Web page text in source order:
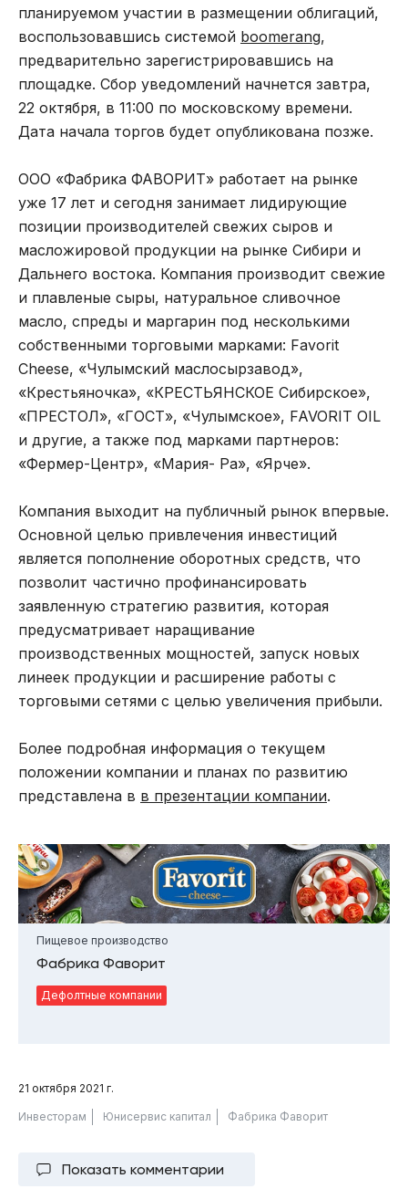
планируемом участии в размещении облигаций,
воспользовавшись системой boomerang,
предварительно зарегистрировавшись на
площадке. Сбор уведомлений начнется завтра,
22 октября, в 11:00 по московскому времени.
Дата начала торгов будет опубликована позже.
ООО «Фабрика ФАВОРИТ» работает на рынке
уже 17 лет и сегодня занимает лидирующие
позиции производителей свежих сыров и
масложировой продукции на рынке Сибири и
Дальнего востока. Компания производит свежие
и плавленые сыры, натуральное сливочное
масло, спреды и маргарин под несколькими
собственными торговыми марками: Favorit
Cheese, «Чулымский маслосырзавод»,
«Крестьяночка», «КРЕСТЬЯНСКОЕ Сибирское»,
«ПРЕСТОЛ», «ГОСТ», «Чулымское», FAVORIT OIL
и другие, а также под марками партнеров:
«Фермер-Центр», «Мария- Ра», «Ярче».
Компания выходит на публичный рынок впервые.
Основной целью привлечения инвестиций
является пополнение оборотных средств, что
позволит частично профинансировать
заявленную стратегию развития, которая
предусматривает наращивание
производственных мощностей, запуск новых
линеек продукции и расширение работы с
торговыми сетями с целью увеличения прибыли.
Более подробная информация о текущем
положении компании и планах по развитию
представлена в в презентации компании.
Пищевое производство
Фабрика Фаворит
Дефолтные компании
21 октября 2021 г.
Инвесторам Юнисервис капитал Фабрика Фаворит
Показать комментарии